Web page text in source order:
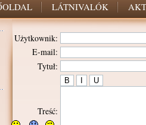
LÁTNIVALÓK
Użytkownik:
E-mail:
Tytuł:
Treść: